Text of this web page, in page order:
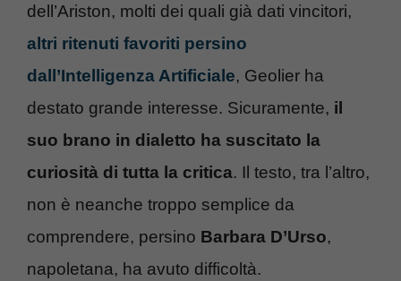
dell’Ariston, molti dei quali già dati vincitori,
altri ritenuti favoriti persino
dall’Intelligenza Artificiale, Geolier ha
destato grande interesse. Sicuramente, il
suo brano in dialetto ha suscitato la
curiosità di tutta la critica. Il testo, tra l’altro,
non è neanche troppo semplice da
comprendere, persino Barbara D’Urso,
napoletana, ha avuto difficoltà.